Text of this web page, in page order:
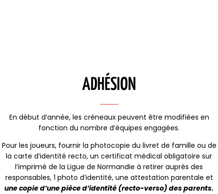
ADHÉSION
En début d’année, les créneaux peuvent être modifiées en
fonction du nombre d’équipes engagées.
Pour les joueurs, fournir la photocopie du livret de famille ou de
la carte d’identité recto, un certificat médical obligatoire sur
l’imprimé de la Ligue de Normandie à retirer auprès des
responsables, 1 photo d’identité, une attestation parentale et
une copie d’une pièce d’identité (recto-verso) des parents.